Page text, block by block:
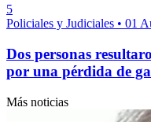
5
Policiales y Judiciales • 01
Dos personas
por una pérdida de
Más noticias